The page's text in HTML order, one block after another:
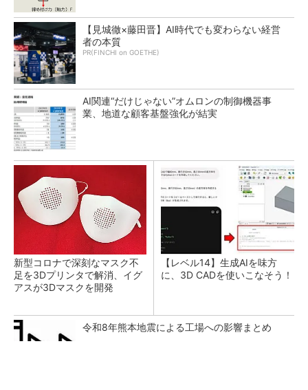
【見城徹×藤田晋】AI時代でも変わらない経営
者の本質
PR(FINCHI on GOETHE)
AI関連“だけじゃない”オムロンの制御機器事
業、地道な顧客基盤強化が結実
新型コロナで深刻なマスク不
足を3Dプリンタで解消、イグ
アスが3Dマスクを開発
【レベル14】生成AIを味方
に、3D CADを使いこなそう！
令和8年熊本地震による工場への影響まとめ